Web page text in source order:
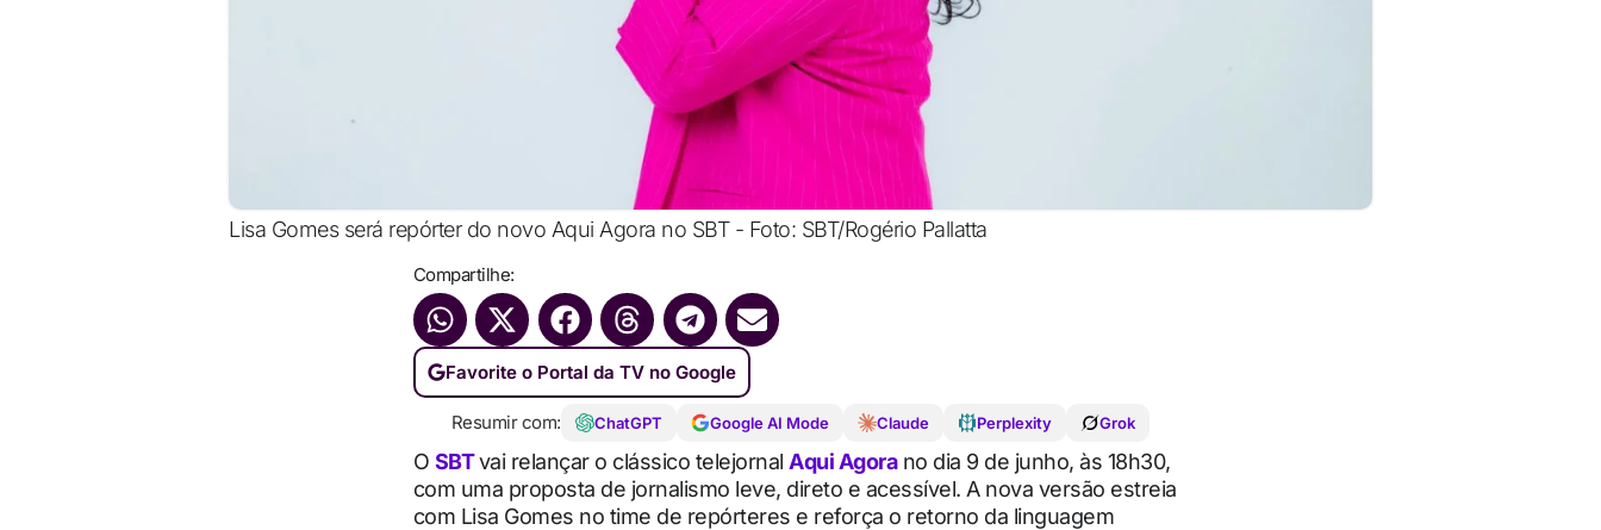
Lisa Gomes será repórter do novo Aqui Agora no SBT - Foto: SBT/Rogério Pallatta
Compartilhe:
Favorite o Portal da TV no Google
Resumir com: ChatGPT Google AI Mode Claude Perplexity Grok
O SBTvai relançar o clássico telejornal Aqui Agorano dia 9 de junho, às 18h30,
com uma proposta de jornalismo leve, direto e acessível. A nova versão estreia
com Lisa Gomes no time de repórteres e reforça o retorno da linguagem